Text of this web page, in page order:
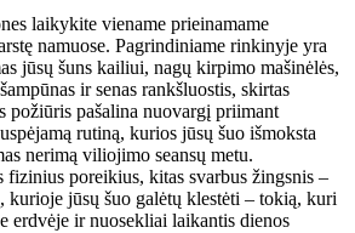
laikykite viename prieinamame
namuose. Pagrindiniame rinkinyje yra
jūsų šuns kailiui, nagų kirpimo mašinėlės,
ir senas rankšluostis, skirtas
požiūris pašalina nuovargį priimant
rutiną, kurios jūsų šuo išmoksta
nerimą viliojimo seansų metu.
fizinius poreikius, kitas svarbus žingsnis –
kurioje jūsų šuo galėtų klestėti – tokią, kuri
erdvėje ir nuosekliai laikantis dienos